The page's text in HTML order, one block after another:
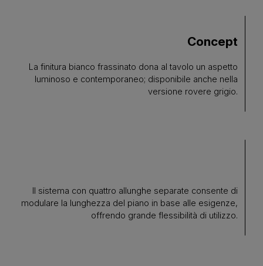
Concept
La finitura bianco frassinato dona al tavolo un aspetto
luminoso e contemporaneo; disponibile anche nella
versione rovere grigio.
Il sistema con quattro allunghe separate consente di
modulare la lunghezza del piano in base alle esigenze,
offrendo grande flessibilità di utilizzo.